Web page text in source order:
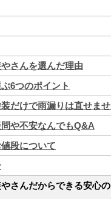
さんを選んだ理由
6つのポイント
だけで雨漏りは直せま
や不安なんでもQ&A
段について
さんだからできる安心